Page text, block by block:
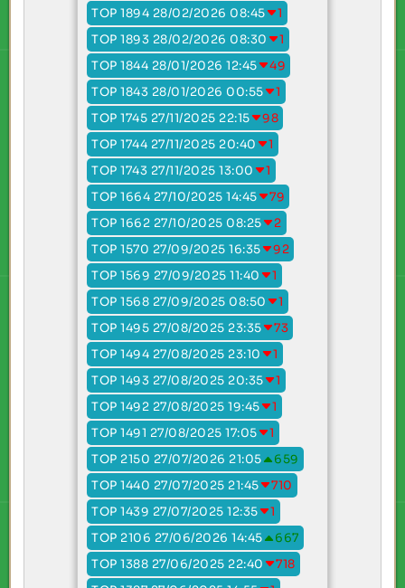
TOP 1894 28/02/2026 08:45
1
TOP 1893 28/02/2026 08:30
1
TOP 1844 28/01/2026 12:45
49
TOP 1843 28/01/2026 00:55
1
TOP 1745 27/11/2025 22:15
98
TOP 1744 27/11/2025 20:40
1
TOP 1743 27/11/2025 13:00
1
TOP 1664 27/10/2025 14:45
79
TOP 1662 27/10/2025 08:25
2
TOP 1570 27/09/2025 16:35
92
TOP 1569 27/09/2025 11:40
1
TOP 1568 27/09/2025 08:50
1
TOP 1495 27/08/2025 23:35
73
TOP 1494 27/08/2025 23:10
1
TOP 1493 27/08/2025 20:35
1
TOP 1492 27/08/2025 19:45
1
TOP 1491 27/08/2025 17:05
1
TOP 2150 27/07/2026 21:05
659
TOP 1440 27/07/2025 21:45
710
TOP 1439 27/07/2025 12:35
1
TOP 2106 27/06/2026 14:45
667
TOP 1388 27/06/2025 22:40
718